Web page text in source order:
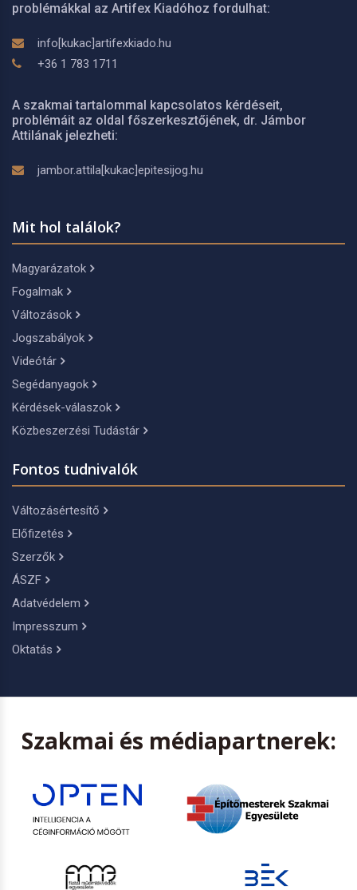
problémákkal az Artifex Kiadóhoz fordulhat:
info[kukac]artifexkiado.hu
+36 1 783 1711
A szakmai tartalommal kapcsolatos kérdéseit,
problémáit az oldal főszerkesztőjének, dr. Jámbor
Attilának jelezheti:
jambor.attila[kukac]epitesijog.hu
Mit hol találok?
Magyarázatok
Fogalmak
Változások
Jogszabályok
Videótár
Segédanyagok
Kérdések-válaszok
Közbeszerzési Tudástár
Fontos tudnivalók
Változásértesítő
Előfizetés
Szerzők
ÁSZF
Adatvédelem
Impresszum
Oktatás
Szakmai és médiapartnerek: